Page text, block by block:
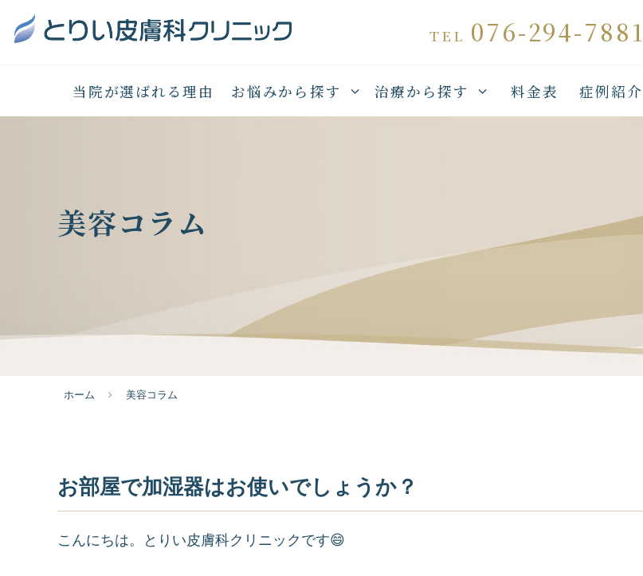
TEL 076-294-7881
当院が選ばれる理由 お悩みから探す 治療から探す 料金表 症例紹介
美容コラム
ホーム 美容コラム
お部屋で加湿器はお使いでしょうか？
こんにちは。とりい皮膚科クリニックです😄